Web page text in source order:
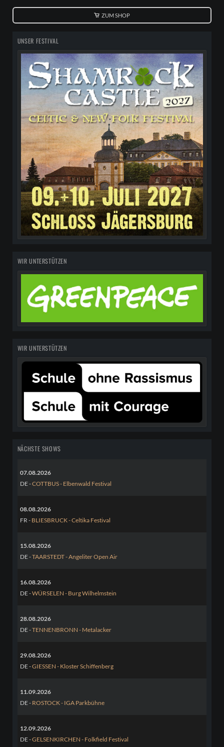
ZUM SHOP
UNSER FESTIVAL
WIR UNTERSTÜTZEN
WIR UNTERSTÜTZEN
NÄCHSTE SHOWS
07.08.2026
DE -COTTBUS - Elbenwald Festival
08.08.2026
FR - BLIESBRUCK - Celtika Festival
15.08.2026
DE -TAARSTEDT - Angeliter Open Air
16.08.2026
DE -WÜRSELEN - Burg Wilhelmstein
28.08.2026
DE -TENNENBRONN - Metalacker
29.08.2026
DE -GIESSEN - Kloster Schiffenberg
11.09.2026
DE - ROSTOCK - IGA Parkbühne
12.09.2026
DE -GELSENKIRCHEN - Folkfield Festival